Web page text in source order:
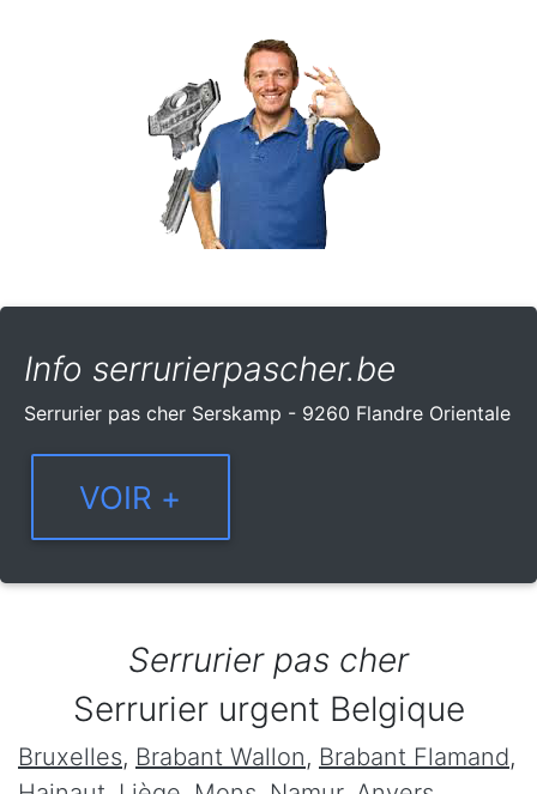
Info serrurierpascher.be
Serrurier pas cher Serskamp - 9260 Flandre Orientale
Serrurier pas cher
Serrurier urgent Belgique
Bruxelles, Brabant Wallon, Brabant Flamand,